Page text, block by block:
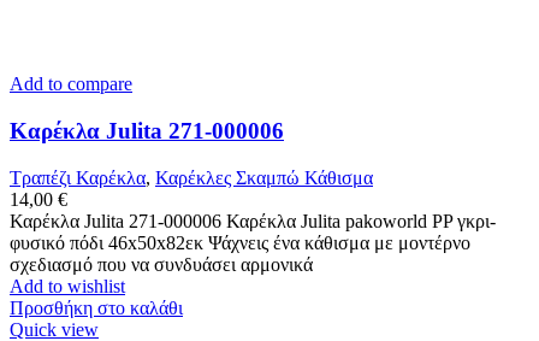
Add to compare
Καρέκλα Julita 271-000006
Τραπέζι Καρέκλα, Καρέκλες Σκαμπώ Κάθισμα
14,00 €
Καρέκλα Julita 271-000006 Καρέκλα Julita pakoworld PP γκρι-
φυσικό πόδι 46x50x82εκ Ψάχνεις ένα κάθισμα με μοντέρνο
σχεδιασμό που να συνδυάσει αρμονικά
Add to wishlist
Προσθήκη στο καλάθι
Quick view